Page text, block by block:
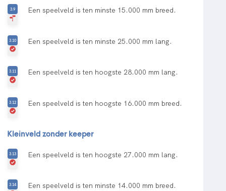
Een speelveld is ten minste 15.000 mm breed.
Een speelveld is ten minste 25.000 mm lang.
Een speelveld is ten hoogste 28.000 mm lang.
Een speelveld is ten hoogste 16.000 mm breed.
Kleinveld zonder keeper
Een speelveld is ten hoogste 27.000 mm lang.
Een speelveld is ten minste 14.000 mm breed.